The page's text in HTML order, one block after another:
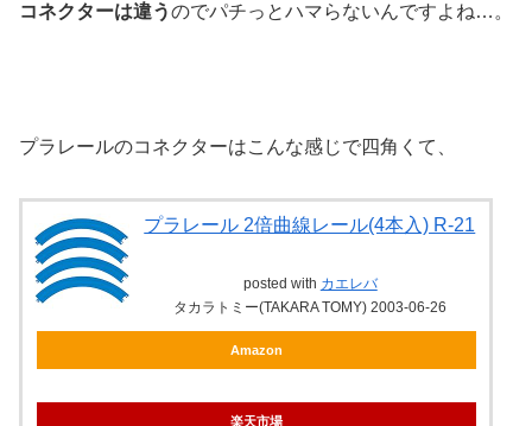
コネクターは違うのでパチっとハマらないんですよね…。
プラレールのコネクターはこんな感じで四角くて、
プラレール 2倍曲線レール(4本入) R-21
posted with カエレバ
タカラトミー(TAKARA TOMY) 2003-06-26
Amazon
楽天市場